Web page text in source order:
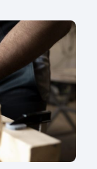
€.
registrirana